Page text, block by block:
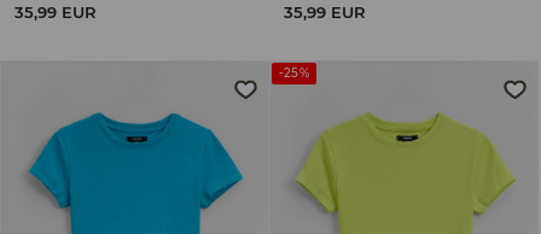
35,99 EUR 35,99 EUR
-25%